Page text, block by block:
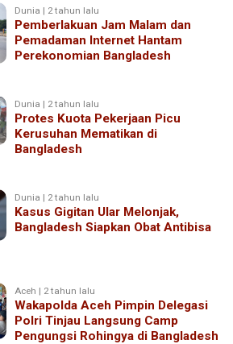
Dunia | 2 tahun lalu
Pemberlakuan Jam Malam dan
Pemadaman Internet Hantam
Perekonomian Bangladesh
Dunia | 2 tahun lalu
Protes Kuota Pekerjaan Picu
Kerusuhan Mematikan di
Bangladesh
Dunia | 2 tahun lalu
Kasus Gigitan Ular Melonjak,
Bangladesh Siapkan Obat Antibisa
Aceh | 2 tahun lalu
Wakapolda Aceh Pimpin Delegasi
Polri Tinjau Langsung Camp
Pengungsi Rohingya di Bangladesh